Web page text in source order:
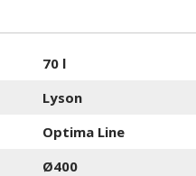
70 l
Lyson
Optima Line
Ø400